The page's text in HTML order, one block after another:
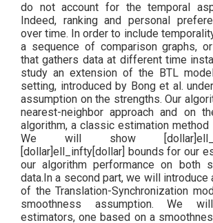
do not account for the temporal
Indeed, ranking and personal
over time. In order to include
a sequence of comparison graphs, or
that gathers data at different time
study an extension of the BTL
setting, introduced by Bong et al.
assumption on the strengths. Our
nearest-neighbor approach and on
algorithm, a classic estimation method
We will show
[dollar]ell_infty[dollar] bounds for our
our algorithm performance on both
data.In a second part, we will introduce
of the Translation-Synchronization
smoothness assumption. We
estimators, one based on a